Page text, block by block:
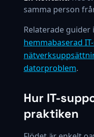
samma person
Relaterade guider
hemmabaserad
datorproblem.
Hur IT-
praktiken